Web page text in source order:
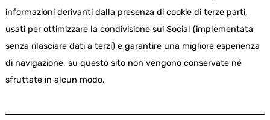
informazioni derivanti dalla presenza di cookie di terze parti,
usati per ottimizzare la condivisione sui Social (implementata
senza rilasciare dati a terzi) e garantire una migliore esperienza
di navigazione, su questo sito non vengono conservate né
sfruttate in alcun modo.